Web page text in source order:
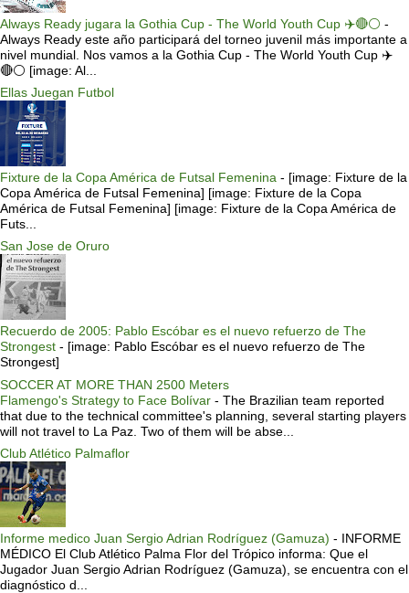
Always Ready jugara la Gothia Cup - The World Youth Cup ✈️🔴⚪️ -
Always Ready este año participará del torneo juvenil más importante a
nivel mundial. Nos vamos a la Gothia Cup - The World Youth Cup ✈️
🔴⚪️ [image: Al...
Ellas Juegan Futbol
Fixture de la Copa América de Futsal Femenina - [image: Fixture de la
Copa América de Futsal Femenina] [image: Fixture de la Copa
América de Futsal Femenina] [image: Fixture de la Copa América de
Futs...
San Jose de Oruro
Recuerdo de 2005: Pablo Escóbar es el nuevo refuerzo de The
Strongest - [image: Pablo Escóbar es el nuevo refuerzo de The
Strongest]
SOCCER AT MORE THAN 2500 Meters
Flamengo's Strategy to Face Bolívar - The Brazilian team reported
that due to the technical committee's planning, several starting players
will not travel to La Paz. Two of them will be abse...
Club Atlético Palmaflor
Informe medico Juan Sergio Adrian Rodríguez (Gamuza) - INFORME
MÉDICO El Club Atlético Palma Flor del Trópico informa: Que el
Jugador Juan Sergio Adrian Rodríguez (Gamuza), se encuentra con el
diagnóstico d...